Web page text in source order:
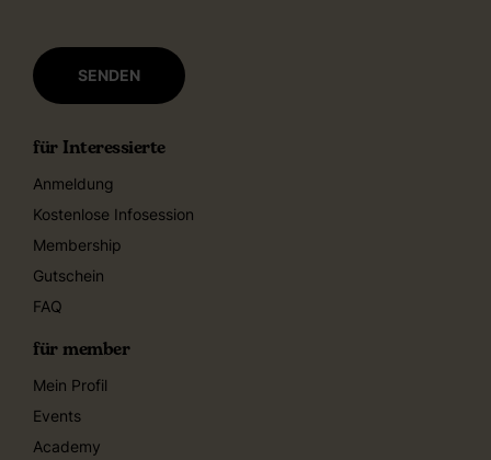
für Interessierte
Anmeldung
Kostenlose Infosession
Membership
Gutschein
FAQ
für member
Mein Profil
Events
Academy